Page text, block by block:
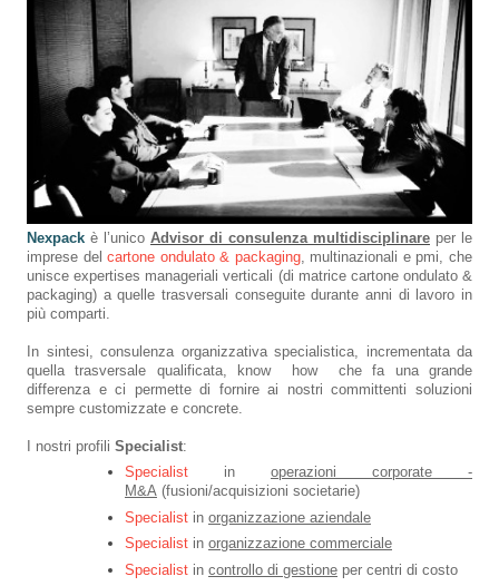
Nexpack è l’unico Advisor di consulenza multidisciplinare per le
imprese del cartone ondulato & packaging, multinazionali e pmi, che
unisce expertises manageriali verticali (di matrice cartone ondulato &
packaging) a quelle trasversali conseguite durante anni di lavoro in
più comparti.
In sintesi, consulenza organizzativa specialistica, incrementata da
quella trasversale qualificata, know how che fa una grande
differenza e ci permette di fornire ai nostri committenti soluzioni
sempre customizzate e concrete.
I nostri profili Specialist:
Specialist
in operazioni corporate -
M&A (fusioni/acquisizioni societarie)
Specialist in organizzazione aziendale
Specialist in organizzazione commerciale
Specialist in controllo di gestione per centri di costo